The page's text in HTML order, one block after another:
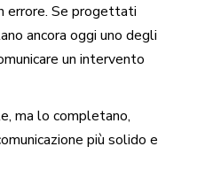
errore. Se progettati
ancora oggi uno degli
un intervento
ma lo completano,
più solido e